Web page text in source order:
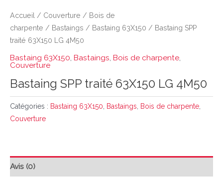
Accueil / Couverture / Bois de
charpente / Bastaings / Bastaing 63X150 / Bastaing SPP
traité 63X150 LG 4M50
Bastaing 63X150, Bastaings, Bois de charpente,
Couverture
Bastaing SPP traité 63X150 LG 4M50
Catégories : Bastaing 63X150, Bastaings, Bois de charpente,
Couverture
Avis (0)